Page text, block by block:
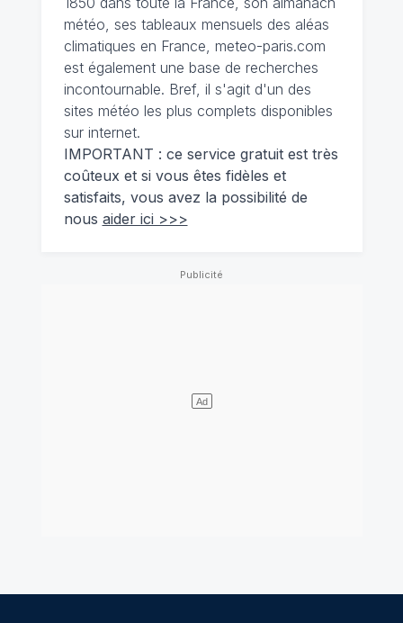
météo, ses tableaux mensuels des aléas
climatiques en France, meteo-paris.com
est également une base de recherches
incontournable. Bref, il s'agit d'un des
sites météo les plus complets disponibles
sur internet.
IMPORTANT : ce service gratuit est très
coûteux et si vous êtes fidèles et
satisfaits, vous avez la possibilité de
nous aider ici >>>